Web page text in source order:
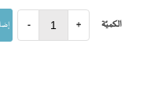
الكميّة - +